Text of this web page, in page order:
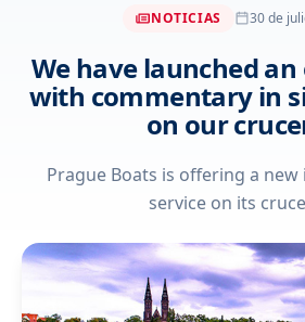
NOTICIAS 30 de
We have launched
with commentary in
on our
Prague Boats is offering a
service on its